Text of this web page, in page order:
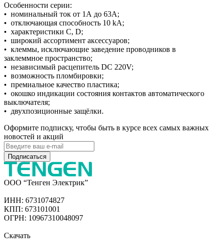
Особенности серии:
• номинальный ток от 1А до 63А;
• отключающая способность 10 kA;
• характеристики С, D;
• широкий ассортимент аксессуаров;
• клеммы, исключающие заведение проводников в
заклеммное пространство;
• независимый расцепитель DC 220V;
• возможность пломбировки;
• премиальное качество пластика;
• окошко индикации состояния контактов автоматического
выключателя;
• двухпозиционные защёлки.
Оформите подписку, чтобы быть в курсе всех самых важных
новостей и акций
Подписаться
ООО “Тенген Электрик”
ИНН: 6731074827
КПП: 673101001
ОГРН: 10967310048097
Скачать